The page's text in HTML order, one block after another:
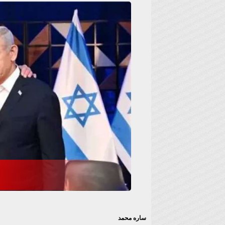
ساره محمد